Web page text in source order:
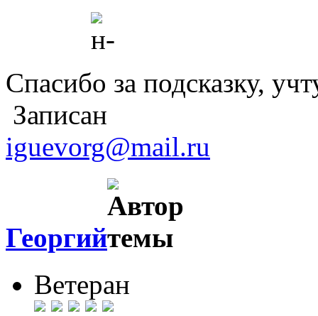
Спасибо за подсказку,
Записан
iguevorg@mail.ru
Георгий
Ветеран